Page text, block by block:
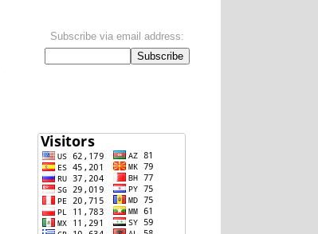
Subscribe via email address: